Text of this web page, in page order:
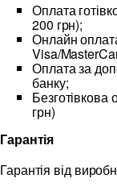
Оплата
200 грн);
Онлайн
Visa/
Оплата за
банку;
грн)
Гарантія
Гарантія від